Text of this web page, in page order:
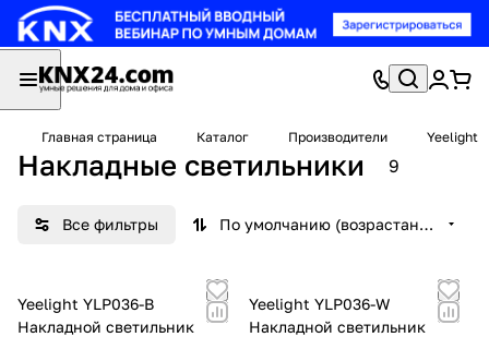
Главная страница Каталог Производители Yeelight
Накладные светильники 9
Все фильтры По умолчанию (возрастание)
Yeelight YLP036-B
Накладной светильник
Yeelight YLP036-W
Накладной светильник